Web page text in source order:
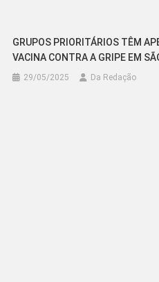
GRUPOS PRIORITÁRIOS TÊM
VACINA CONTRA A GRIPE EM
29/05/2025 Da Redação